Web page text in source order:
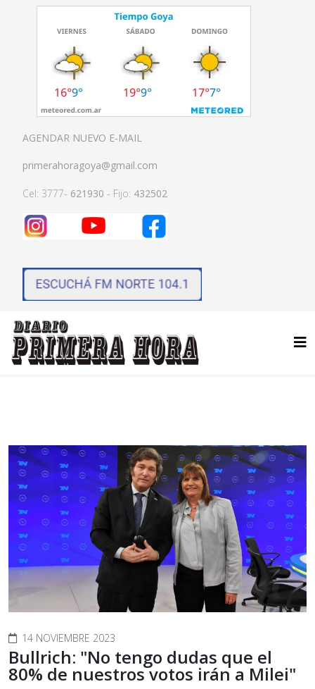
AGENDAR NUEVO E-MAIL
primerahoragoya@gmail.com
Cel: 3777- 621930 - Fijo: 432502
14 NOVIEMBRE 2023
Bullrich: "No tengo dudas que el
80% de nuestros votos irán a Milei"